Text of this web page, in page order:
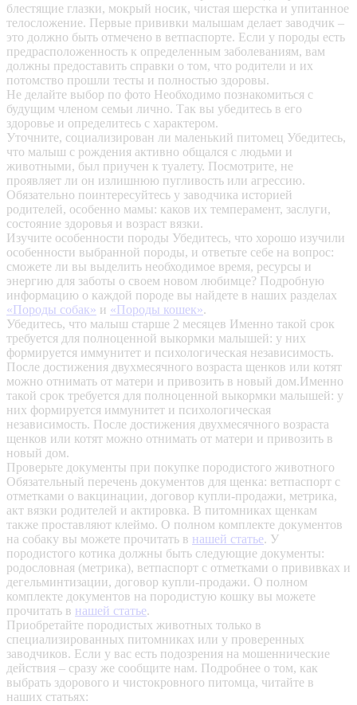
блестящие глазки, мокрый носик, чистая шерстка и упитанное
телосложение. Первые прививки малышам делает заводчик –
это должно быть отмечено в ветпаспорте. Если у породы есть
предрасположенность к определенным заболеваниям, вам
должны предоставить справки о том, что родители и их
потомство прошли тесты и полностью здоровы.
Не делайте выбор по фото Необходимо познакомиться с
будущим членом семьи лично. Так вы убедитесь в его
здоровье и определитесь с характером.
Уточните, социализирован ли маленький питомец Убедитесь,
что малыш с рождения активно общался с людьми и
животными, был приучен к туалету. Посмотрите, не
проявляет ли он излишнюю пугливость или агрессию.
Обязательно поинтересуйтесь у заводчика историей
родителей, особенно мамы: каков их темперамент, заслуги,
состояние здоровья и возраст вязки.
Изучите особенности породы Убедитесь, что хорошо изучили
особенности выбранной породы, и ответьте себе на вопрос:
сможете ли вы выделить необходимое время, ресурсы и
энергию для заботы о своем новом любимце? Подробную
информацию о каждой породе вы найдете в наших разделах
«Породы собак» и «Породы кошек».
Убедитесь, что малыш старше 2 месяцев Именно такой срок
требуется для полноценной выкормки малышей: у них
формируется иммунитет и психологическая независимость.
После достижения двухмесячного возраста щенков или котят
можно отнимать от матери и привозить в новый дом.Именно
такой срок требуется для полноценной выкормки малышей: у
них формируется иммунитет и психологическая
независимость. После достижения двухмесячного возраста
щенков или котят можно отнимать от матери и привозить в
новый дом.
Проверьте документы при покупке породистого животного
Обязательный перечень документов для щенка: ветпаспорт с
отметками о вакцинации, договор купли-продажи, метрика,
акт вязки родителей и актировка. В питомниках щенкам
также проставляют клеймо. О полном комплекте документов
на собаку вы можете прочитать в нашей статье. У
породистого котика должны быть следующие документы:
родословная (метрика), ветпаспорт с отметками о прививках и
дегельминтизации, договор купли-продажи. О полном
комплекте документов на породистую кошку вы можете
прочитать в нашей статье.
Приобретайте породистых животных только в
специализированных питомниках или у проверенных
заводчиков. Если у вас есть подозрения на мошеннические
действия – сразу же сообщите нам. Подробнее о том, как
выбрать здорового и чистокровного питомца, читайте в
наших статьях: